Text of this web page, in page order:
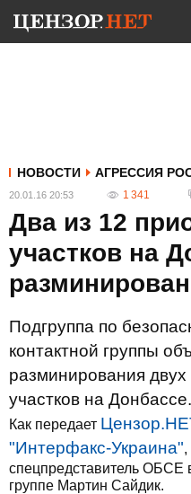
НОВОСТИ АГРЕССИЯ
20.01.16 20:53 1 341
Два из 12
участков на
Подгруппа по
контактной группы
разминирования
участков на Донбассе.
Как передает
"Интерфакс-Украина",
спецпредставитель ОБСЕ
группе Мартин Сайдик.